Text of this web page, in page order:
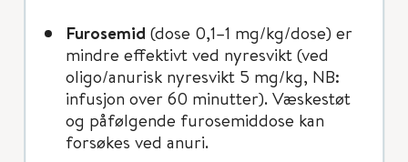
Furosemid (dose 0,1–1 mg/kg/dose) er
mindre effektivt ved nyresvikt (ved
oligo/anurisk nyresvikt 5 mg/kg, NB:
infusjon over 60 minutter). Væskestøt
og påfølgende furosemiddose kan
forsøkes ved anuri.